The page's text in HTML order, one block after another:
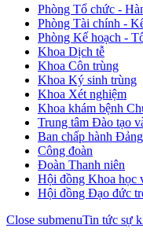
Phòng Tổ chức -
Phòng Tài chính -
Phòng Kế hoạch -
Khoa Dịch tễ
Khoa Côn trùng
Khoa Ký sinh trùng
Khoa Xét nghiệm
Khoa khám bệnh
Trung tâm Đào tạo
Ban chấp hành
Công đoàn
Đoàn Thanh niên
Hội đồng Khoa học
Hội đồng Đạo đức
Close submenuTin tức sự